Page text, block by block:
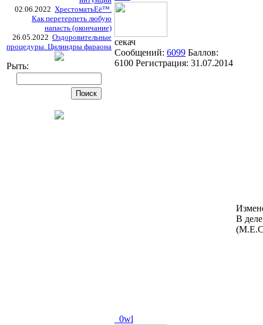
02.06.2022 ХрестоматьЕё™.
Как перетерпеть любую
напасть (окончание)
26.05.2022 Оздоровительные
процедуры. Цилиндры фараона
Рыть:
секач
Сообщений: 6099 Баллов:
6100 Регистрация: 31.07.2014
В
_0wl